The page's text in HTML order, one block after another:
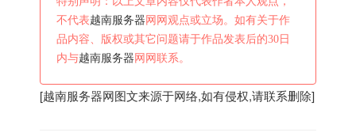
不代表越南服务器 网网观点或立场。如有关于作
品内容、版权或其它问题请于作品发表后的30日
内与越南服务器 网网联系。
[越南服务器网图文来源于网络,如有侵权,请联系删除]